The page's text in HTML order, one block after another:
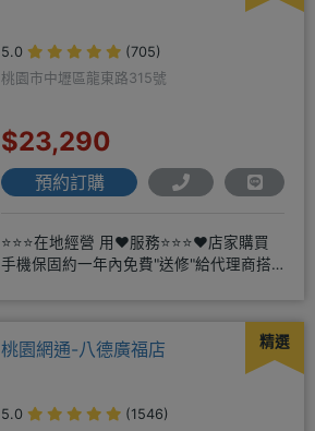
5.0
(705)
桃園市中壢區龍東路315號
$23,290
預約訂購
⭐⭐⭐在地經營 用❤️服務⭐⭐⭐❤️店家購買
手機保固約一年內免費"送修"給代理商搭
精選
桃園網通-八德廣福店
5.0
(1546)